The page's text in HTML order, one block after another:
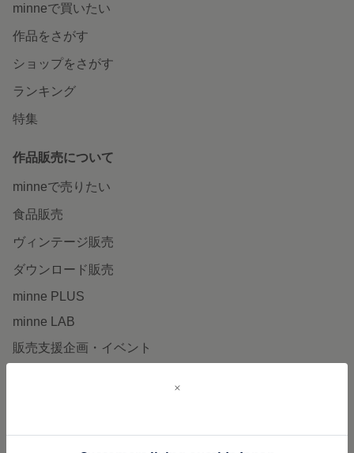
minneで買いたい
作品をさがす
ショップをさがす
ランキング
特集
作品販売について
minneで売りたい
食品販売
ヴィンテージ販売
ダウンロード販売
minne PLUS
minne LAB
販売支援企画・イベント